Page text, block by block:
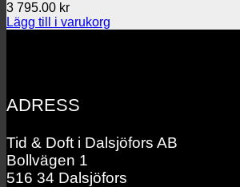
3 795.00 kr
Lägg till i varukorg
ADRESS
Tid & Doft i Dalsjöfors AB
Bollvägen 1
516 34 Dalsjöfors